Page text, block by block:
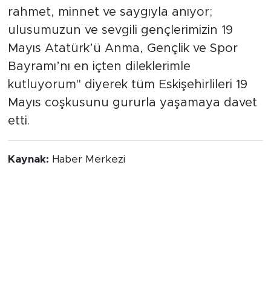
rahmet, minnet ve saygıyla anıyor;
ulusumuzun ve sevgili gençlerimizin 19
Mayıs Atatürk’ü Anma, Gençlik ve Spor
Bayramı’nı en içten dileklerimle
kutluyorum" diyerek tüm Eskişehirlileri 19
Mayıs coşkusunu gururla yaşamaya davet
etti.
Kaynak: Haber Merkezi